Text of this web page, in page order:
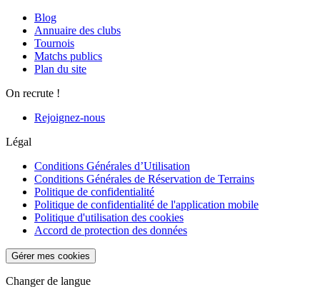
Blog
Annuaire des clubs
Tournois
Matchs publics
Plan du site
On recrute !
Rejoignez-nous
Légal
Conditions Générales d’Utilisation
Conditions Générales de Réservation de Terrains
Politique de confidentialité
Politique de confidentialité de l'application mobile
Politique d'utilisation des cookies
Accord de protection des données
Gérer mes cookies
Changer de langue